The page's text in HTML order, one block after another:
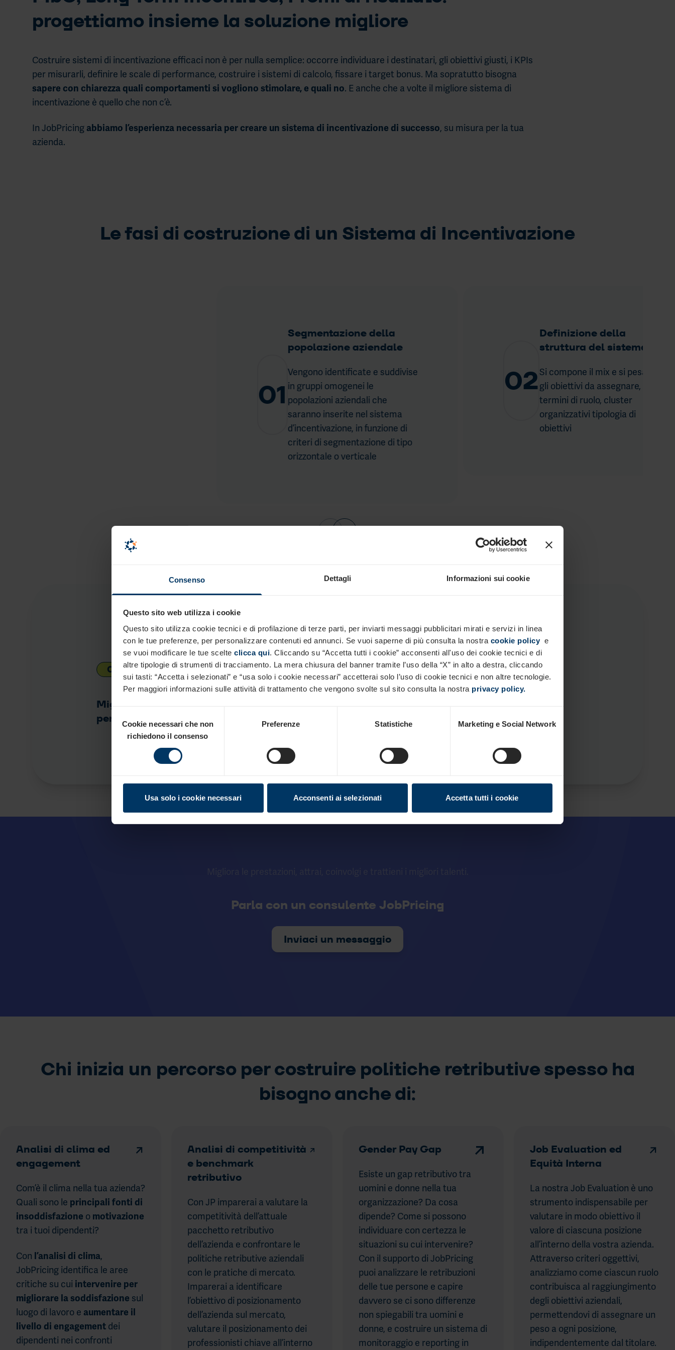
Consenso Dettagli Informazioni sui cookie
Questo sito web utilizza i cookie
Questo sito utilizza cookie tecnici e di profilazione di terze parti, per inviarti messaggi pubblicitari mirati e servizi in linea
con le tue preferenze, per personalizzare contenuti ed annunci. Se vuoi saperne di più consulta la nostra cookie policy e
se vuoi modificare le tue scelte clicca qui. Cliccando su “Accetta tutti i cookie” acconsenti all'uso dei cookie tecnici e di
altre tipologie di strumenti di tracciamento. La mera chiusura del banner tramite l’uso della “X” in alto a destra, cliccando
sui tasti: “Accetta i selezionati” e “usa solo i cookie necessari” accetterai solo l’uso di cookie tecnici e non altre tecnologie.
Per maggiori informazioni sulle attività di trattamento che vengono svolte sul sito consulta la nostra privacy policy.
Selezione
consenso
Cookie necessari che non
richiedono il consenso
Preferenze Statistiche Marketing e Social Network
Usa solo i cookie necessari Acconsenti ai selezionati Accetta tutti i cookie
progettiamo insieme la soluzione migliore
Costruire sistemi di incentivazione efficaci non è per nulla semplice: occorre individuare i destinatari, gli obiettivi giusti, i KPIs
per misurarli, definire le scale di performance, costruire i sistemi di calcolo, fissare i target bonus. Ma sopratutto bisogna
sapere con chiarezza quali comportamenti si vogliono stimolare, e quali no. E anche che a volte il migliore sistema di
incentivazione è quello che non c’è.
In JobPricing abbiamo l’esperienza necessaria per creare un sistema di incentivazione di successo, su misura per la tua
azienda.
Le fasi di costruzione di un Sistema di Incentivazione
01
Segmentazione della
popolazione aziendale
Vengono identificate e suddivise
in gruppi omogenei le
popolazioni aziendali che
saranno inserite nel sistema
d’incentivazione, in funzione di
criteri di segmentazione di tipo
orizzontale o verticale
02
Definizione della
struttura del sistema
Si compone il mix e si pesano
gli obiettivi da assegnare, in
termini di ruolo, cluster
organizzativi tipologia di
obiettivi
I vantaggi del percorso con JobPricing
01
Miglioramento delle
performance
02
competitiva
03
soddisfatti
Parla con un consulente JobPricing
Inviaci un messaggio
Chi inizia un percorso per costruire politiche retributive spesso ha
bisogno anche di:
Analisi di clima ed
engagement
Com’è il clima nella tua azienda?
Quali sono le principali fonti di
insoddisfazione o motivazione
tra i tuoi dipendenti?
Con l’analisi di clima,
JobPricing identifica le aree
critiche su cui intervenire per
migliorare la soddisfazione sul
luogo di lavoro e aumentare il
livello di engagement dei
dipendenti nei confronti
Analisi di competitività
e benchmark
retributivo
Con JP imparerai a valutare la
competitività dell’attuale
pacchetto retributivo
dell’azienda e confrontare le
politiche retributive aziendali
con le pratiche di mercato.
Imparerai a identificare
l’obiettivo di posizionamento
dell’azienda sul mercato,
valutare il posizionamento dei
professionisti chiave all’interno
Gender Pay Gap
Esiste un gap retributivo tra
uomini e donne nella tua
organizzazione? Da cosa
dipende? Come si possono
individuare con certezza le
situazioni su cui intervenire?
Con il supporto di JobPricing
puoi analizzare le retribuzioni
delle tue persone e capire
davvero se ci sono differenze
non spiegabili tra uomini e
donne, e costruire un sistema di
monitoraggio e reporting in
Job Evaluation ed
Equità Interna
La nostra Job Evaluation è uno
strumento indispensabile per
valutare in modo obiettivo il
valore di ciascuna posizione
all’interno della vostra azienda.
Attraverso criteri oggettivi,
analizziamo come ciascun ruolo
contribuisca al raggiungimento
degli obiettivi aziendali,
permettendovi di assegnare un
peso a ogni posizione,
indipendentemente dal titolare.